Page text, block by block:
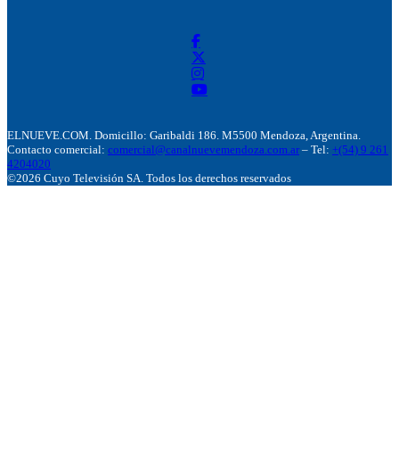
ELNUEVE.COM. Domicillo: Garibaldi 186. M5500 Mendoza, Argentina.
Contacto comercial: comercial@canalnuevemendoza.com.ar – Tel: +(54) 9 261
4204020
©2026 Cuyo Televisión SA. Todos los derechos reservados